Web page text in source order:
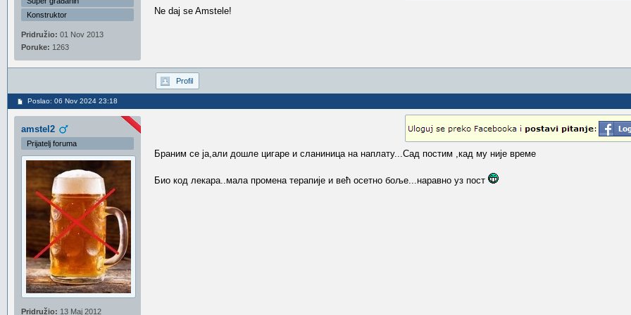
Konstruktor
Pridružio: 01 Nov 2013
Poruke: 1263
Ne daj se Amstele!
Profil
Poslao: 06 Nov 2024 23:18
amstel2
Prijatelj foruma
Pridružio: 13 Maj 2012
Браним се ја,али дошле цигаре и сланиница на наплату...Сад постим ,кад му није време
Био код лекара..мала промена терапије и већ осетно боље...наравно уз пост